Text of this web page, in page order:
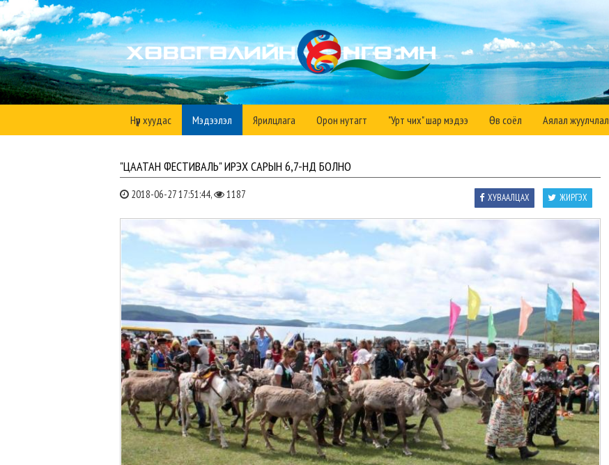
Нүүр хуудас Мэдээлэл Ярилцлага Орон нутагт "Урт чих" шар мэдээ Өв соёл Аялал жуулчлал
"ЦААТАН ФЕСТИВАЛЬ" ИРЭХ САРЫН 6,7-НД БОЛНО
2018-06-27 17:51:44, 1187 ЖИРГЭХ
ХУВААЛЦАХ